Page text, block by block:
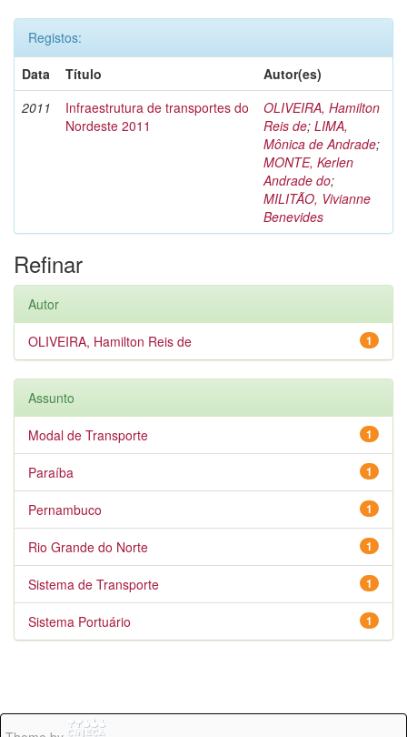
Registos:
Data
Título
Autor(es)
2011
Infraestrutura de transportes do
Nordeste 2011
OLIVEIRA, Hamilton
Reis de; LIMA,
Mônica de Andrade;
MONTE, Kerlen
Andrade do;
MILITÃO, Vivianne
Benevides
Refinar
Autor
1
OLIVEIRA, Hamilton Reis de
Assunto
1
Modal de Transporte
1
Paraíba
1
Pernambuco
1
Rio Grande do Norte
1
Sistema de Transporte
1
Sistema Portuário